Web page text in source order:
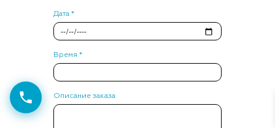
Дата *
Время *
Описание заказа